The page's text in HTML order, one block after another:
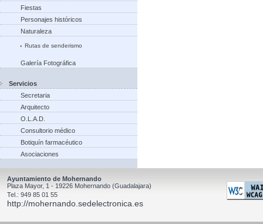
Fiestas
Personajes históricos
Naturaleza
Rutas de senderismo
Galería Fotográfica
Servicios
Secretaria
Arquitecto
O.L.A.D.
Consultorio médico
Botiquín farmacéutico
Asociaciones
Ayuntamiento de Mohernando
Plaza Mayor, 1 - 19226 Mohernando (Guadalajara)
Tel.: 949 85 01 55
http://mohernando.sedelectronica.es